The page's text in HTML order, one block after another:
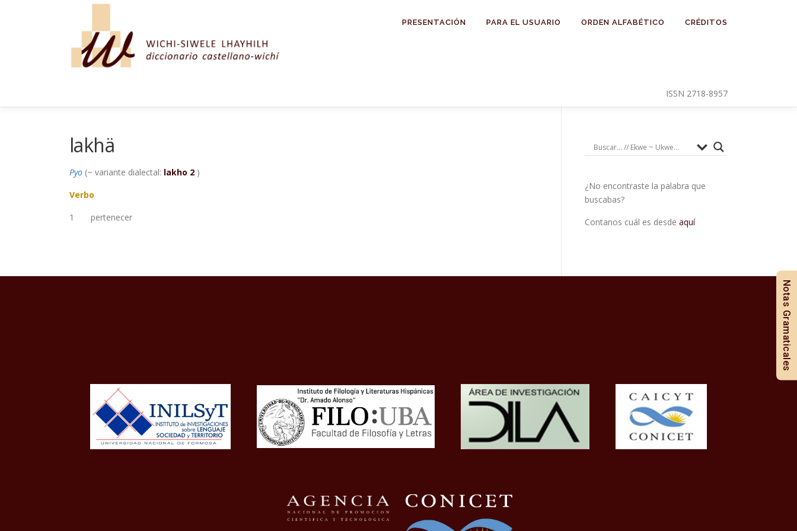
PRESENTACIÓN PARA EL USUARIO ORDEN ALFABÉTICO CRÉDITOS
ISSN 2718-8957
lakhä
Pyo (~ variante dialectal: lakho 2 )
Verbo
1
pertenecer
¿No encontraste la palabra que
buscabas?
Contanos cuál es desde aquí
Notas Gramaticales